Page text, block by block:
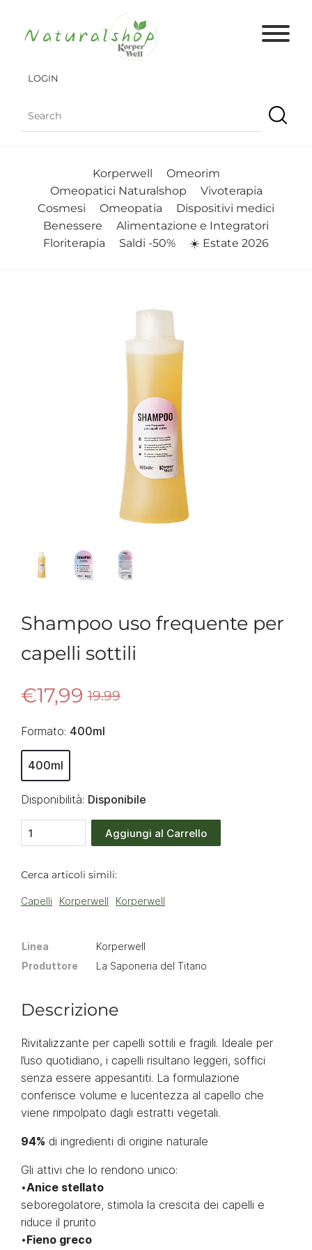
LOGIN
Korperwell
Omeorim
Omeopatici Naturalshop
Vivoterapia
Cosmesi
Omeopatia
Dispositivi medici
Benessere
Alimentazione e Integratori
Floriterapia
Saldi -50% ☀️ Estate 2026
Shampoo uso frequente per
capelli sottili
€17,99 19.99
Formato: 400ml
400ml
Disponibilità: Disponibile
Aggiungi al Carrello
Cerca articoli simili:
Capelli Korperwell Korperwell
Linea
Korperwell
Produttore
La Saponeria del Titano
Descrizione
Rivitalizzante per capelli sottili e fragili. Ideale per
l’uso quotidiano, i capelli risultano leggeri, soffici
senza essere appesantiti. La formulazione
conferisce volume e lucentezza al capello che
viene rimpolpato dagli estratti vegetali.
94% di ingredienti di origine naturale
Gli attivi che lo rendono unico:
•Anice stellato
seboregolatore, stimola la crescita dei capelli e
riduce il prurito
•Fieno greco